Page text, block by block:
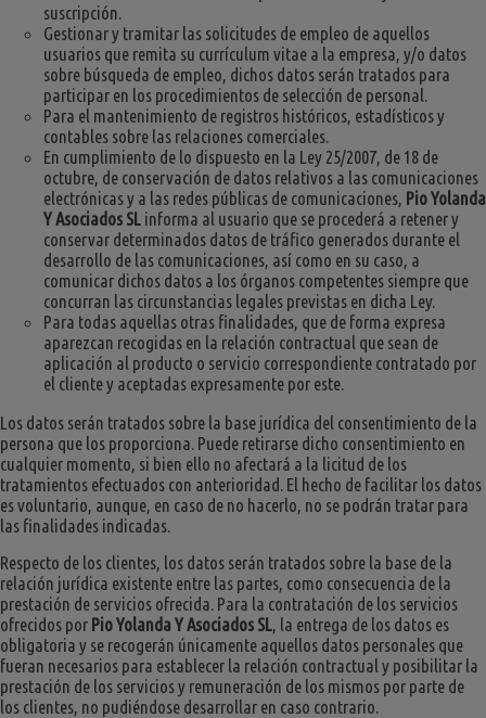
suscripción.
Gestionar y tramitar las solicitudes de empleo de aquellos
usuarios que remita su currículum vitae a la empresa, y/o datos
sobre búsqueda de empleo, dichos datos serán tratados para
participar en los procedimientos de selección de personal.
Para el mantenimiento de registros históricos, estadísticos y
contables sobre las relaciones comerciales.
En cumplimiento de lo dispuesto en la Ley 25/2007, de 18 de
octubre, de conservación de datos relativos a las comunicaciones
electrónicas y a las redes públicas de comunicaciones, Pio Yolanda
Y Asociados SL informa al usuario que se procederá a retener y
conservar determinados datos de tráfico generados durante el
desarrollo de las comunicaciones, así como en su caso, a
comunicar dichos datos a los órganos competentes siempre que
concurran las circunstancias legales previstas en dicha Ley.
Para todas aquellas otras finalidades, que de forma expresa
aparezcan recogidas en la relación contractual que sean de
aplicación al producto o servicio correspondiente contratado por
el cliente y aceptadas expresamente por este.
Los datos serán tratados sobre la base jurídica del consentimiento de la
persona que los proporciona. Puede retirarse dicho consentimiento en
cualquier momento, si bien ello no afectará a la licitud de los
tratamientos efectuados con anterioridad. El hecho de facilitar los datos
es voluntario, aunque, en caso de no hacerlo, no se podrán tratar para
las finalidades indicadas.
Respecto de los clientes, los datos serán tratados sobre la base de la
relación jurídica existente entre las partes, como consecuencia de la
prestación de servicios ofrecida. Para la contratación de los servicios
ofrecidos por Pio Yolanda Y Asociados SL
, la entrega de los datos es
obligatoria y se recogerán únicamente aquellos datos personales que
fueran necesarios para establecer la relación contractual y posibilitar la
prestación de los servicios y remuneración de los mismos por parte de
los clientes, no pudiéndose desarrollar en caso contrario.